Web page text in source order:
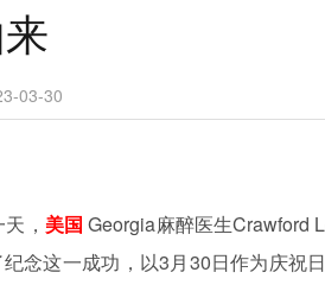
03-30
， 美国 Georgia麻醉医生Crawford
念这一成功，以3月30日作为庆祝